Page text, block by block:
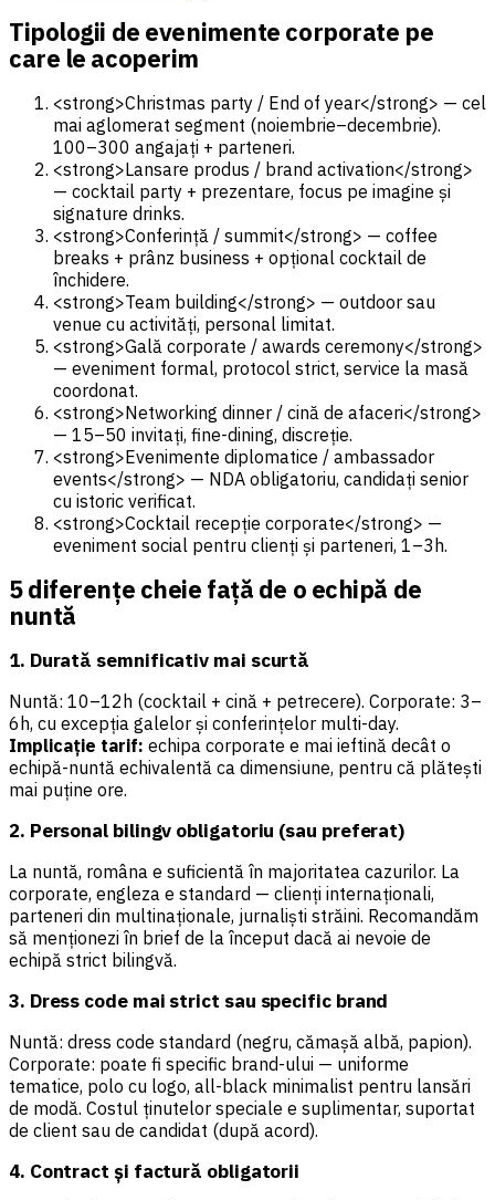
Tipologii de evenimente corporate pe
care le acoperim
<strong>Christmas party / End of year</strong> — cel
mai aglomerat segment (noiembrie–decembrie).
100–300 angajați + parteneri.
<strong>Lansare produs / brand activation</strong>
— cocktail party + prezentare, focus pe imagine și
signature drinks.
<strong>Conferință / summit</strong> — coffee
breaks + prânz business + opțional cocktail de
închidere.
<strong>Team building</strong> — outdoor sau
venue cu activități, personal limitat.
<strong>Gală corporate / awards ceremony</strong>
— eveniment formal, protocol strict, service la masă
coordonat.
<strong>Networking dinner / cină de afaceri</strong>
— 15–50 invitați, fine-dining, discreție.
<strong>Evenimente diplomatice / ambassador
events</strong> — NDA obligatoriu, candidați senior
cu istoric verificat.
<strong>Cocktail recepție corporate</strong> —
eveniment social pentru clienți și parteneri, 1–3h.
5 diferențe cheie față de o echipă de
nuntă
1. Durată semnificativ mai scurtă
Nuntă: 10–12h (cocktail + cină + petrecere). Corporate: 3–
6h, cu excepția galelor și conferințelor multi-day.
Implicație tarif: echipa corporate e mai ieftină decât o
echipă-nuntă echivalentă ca dimensiune, pentru că plătești
mai puține ore.
2. Personal bilingv obligatoriu (sau preferat)
La nuntă, româna e suficientă în majoritatea cazurilor. La
corporate, engleza e standard — clienți internaționali,
parteneri din multinaționale, jurnaliști străini. Recomandăm
să menționezi în brief de la început dacă ai nevoie de
echipă strict bilingvă.
3. Dress code mai strict sau specific brand
Nuntă: dress code standard (negru, cămașă albă, papion).
Corporate: poate fi specific brand-ului — uniforme
tematice, polo cu logo, all-black minimalist pentru lansări
de modă. Costul ținutelor speciale e suplimentar, suportat
de client sau de candidat (după acord).
4. Contract și factură obligatorii